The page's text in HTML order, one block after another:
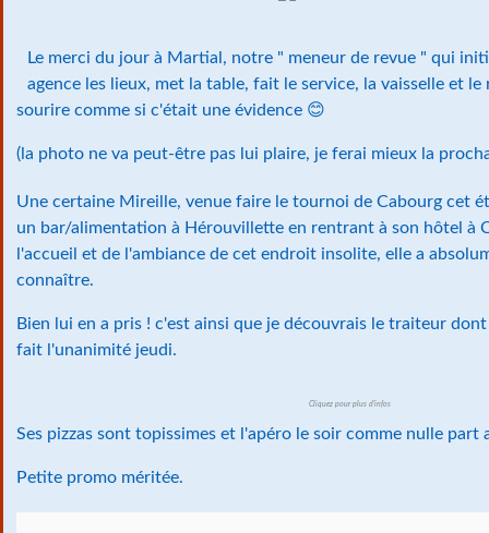
Le merci du jour à Martial, notre " meneur de revue " qui
agence les lieux, met la table, fait le service, la vaisselle et le
sourire comme si c'était une évidence 😊
(la photo ne va peut-être pas lui plaire, je ferai mieux la
Une certaine Mireille, venue faire le tournoi de Cabourg cet
un bar/alimentation à Hérouvillette en rentrant à son hôtel à
l'accueil et de l'ambiance de cet endroit insolite, elle a
connaître.
Bien lui en a pris ! c'est ainsi que je découvrais le traiteur
fait l'unanimité jeudi.
Cliquez pour plus d'infos
Ses pizzas sont topissimes et l'apéro le soir comme nulle part
Petite promo méritée.